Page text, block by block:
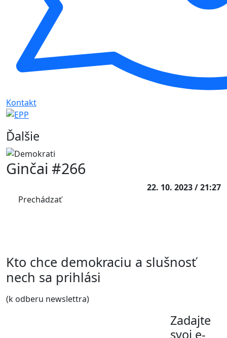
Kontakt
Ďalšie
Prechádzať
Ginčai #266
22. 10. 2023 / 21:27
Kto chce demokraciu a slušnosť
nech sa prihlási
(k odberu newslettra)
Zadajte
svoj e-